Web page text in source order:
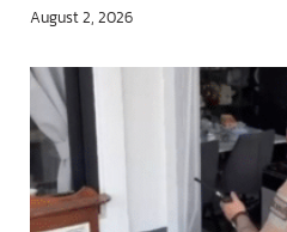
August 2, 2026